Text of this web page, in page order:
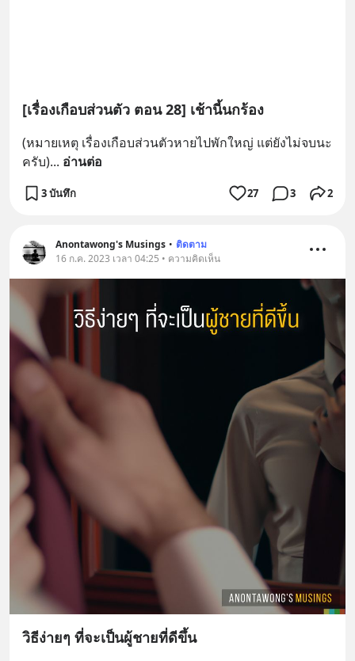
[เรื่องเกือบส่วนตัว ตอน 28] เช้านี้นกร้อง
(หมายเหตุ เรื่องเกือบส่วนตัวหายไปพักใหญ่ แต่ยังไม่จบนะ
ครับ)... อ่านต่อ
3 บันทึก 27 3 2
Anontawong's Musings • ติดตาม
16 ก.ค. 2023 เวลา 04:25 • ความคิดเห็น
วิธีง่ายๆ ที่จะเป็นผู้ชายที่ดีขึ้น